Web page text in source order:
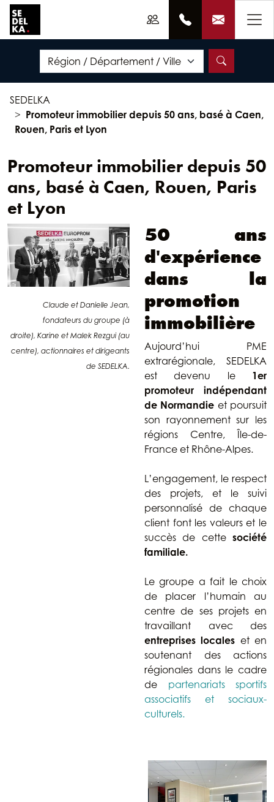
SEDELKA
Promoteur immobilier depuis 50 ans, basé à Caen,
Rouen, Paris et Lyon
Promoteur immobilier depuis 50
ans, basé à Caen, Rouen, Paris
et Lyon
Claude et Danielle Jean,
fondateurs du groupe (à
droite), Karine et Malek Rezgui (au
centre), actionnaires et dirigeants
de SEDELKA.
50 ans
d'expérience
dans la
promotion
immobilière
Aujourd’hui PME
extrarégionale, SEDELKA
est devenu le 1er
promoteur indépendant
de Normandie et poursuit
son rayonnement sur les
régions Centre, Île-de-
France et Rhône-Alpes.
L’engagement, le respect
des projets, et le suivi
personnalisé de chaque
client font les valeurs et le
succès de cette société
familiale.
Le groupe a fait le choix
de placer l’humain au
centre de ses projets en
travaillant avec des
entreprises locales et en
soutenant des actions
régionales dans le cadre
de partenariats sportifs
associatifs et sociaux-
culturels.